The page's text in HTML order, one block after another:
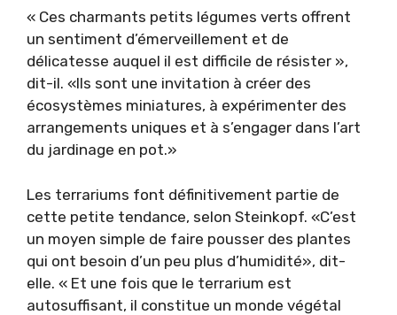
« Ces charmants petits légumes verts offrent
un sentiment d’émerveillement et de
délicatesse auquel il est difficile de résister »,
dit-il. «Ils sont une invitation à créer des
écosystèmes miniatures, à expérimenter des
arrangements uniques et à s’engager dans l’art
du jardinage en pot.»
Les terrariums font définitivement partie de
cette petite tendance, selon Steinkopf. «C’est
un moyen simple de faire pousser des plantes
qui ont besoin d’un peu plus d’humidité», dit-
elle. « Et une fois que le terrarium est
autosuffisant, il constitue un monde végétal